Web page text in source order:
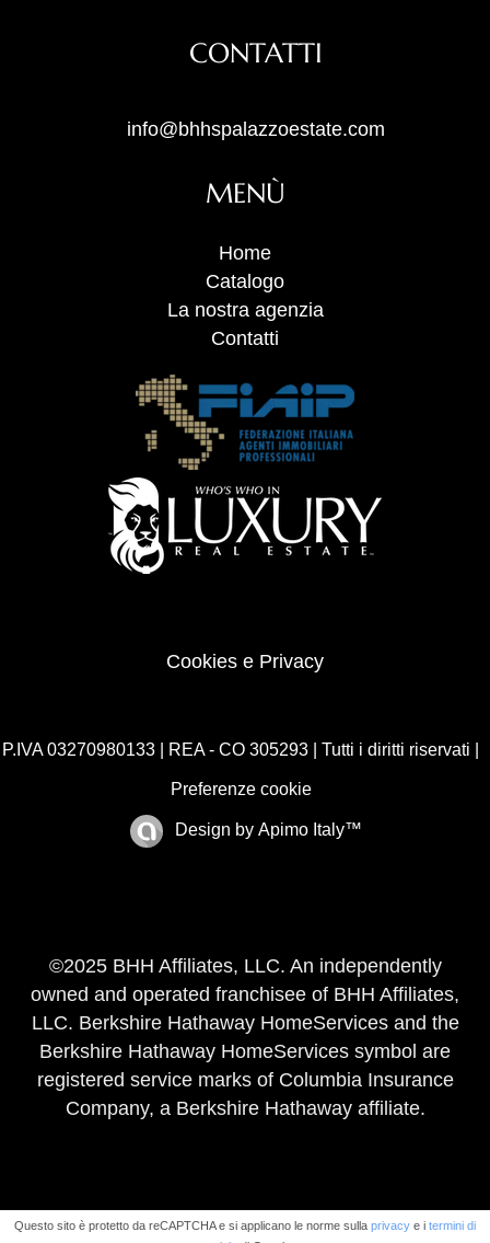
CONTATTI
info@bhhspalazzoestate.com
MENÙ
Home
Catalogo
La nostra agenzia
Contatti
Cookies e Privacy
P.IVA 03270980133 | REA - CO 305293 | Tutti i diritti riservati |
Preferenze cookie
Design by Apimo Italy™
©2025 BHH Affiliates, LLC. An independently
owned and operated franchisee of BHH Affiliates,
LLC. Berkshire Hathaway HomeServices and the
Berkshire Hathaway HomeServices symbol are
registered service marks of Columbia Insurance
Company, a Berkshire Hathaway affiliate.
Questo sito è protetto da reCAPTCHA e si applicano le norme sulla privacy e i termini di